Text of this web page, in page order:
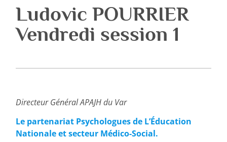
Ludovic POURRIER
Vendredi session 1
Directeur Général APAJH du Var
Le partenariat Psychologues de L’Éducation
Nationale et secteur Médico-Social.